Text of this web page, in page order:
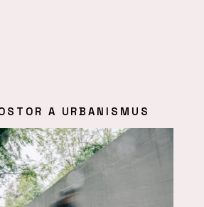
A URBANISMUS